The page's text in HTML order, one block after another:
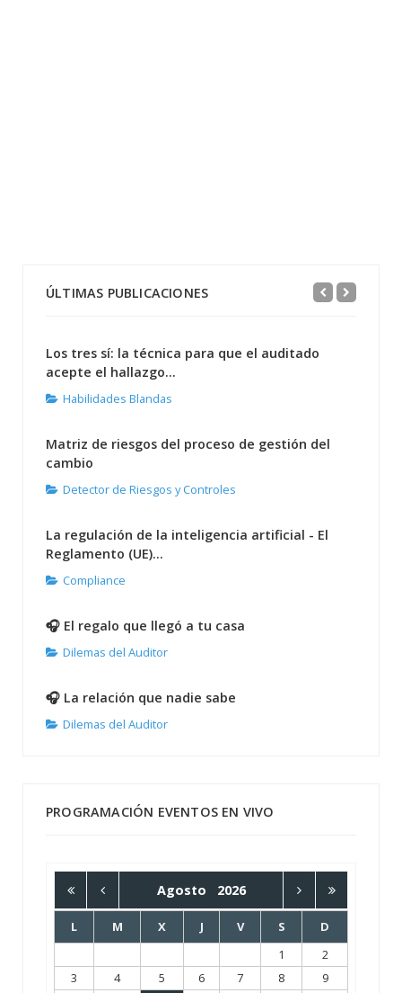
ÚLTIMAS PUBLICACIONES
Los tres sí: la técnica para que el auditado
acepte el hallazgo...
Habilidades Blandas
Matriz de riesgos del proceso de gestión del
cambio
Detector de Riesgos y Controles
La regulación de la inteligencia artificial - El
Reglamento (UE)...
Compliance
🎧 El regalo que llegó a tu casa
Dilemas del Auditor
🎧 La relación que nadie sabe
Dilemas del Auditor
PROGRAMACIÓN EVENTOS EN VIVO
Agosto 2026
L M X J V S
D
1
2
3
4 5 6 7 8
9